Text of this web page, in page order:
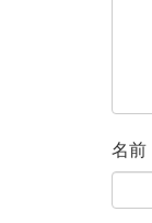
名前